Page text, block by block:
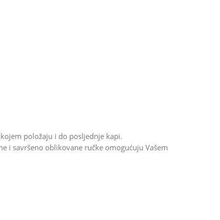
položaju i do posljednje kapi.
i savršeno oblikovane ručke omogućuju Vašem